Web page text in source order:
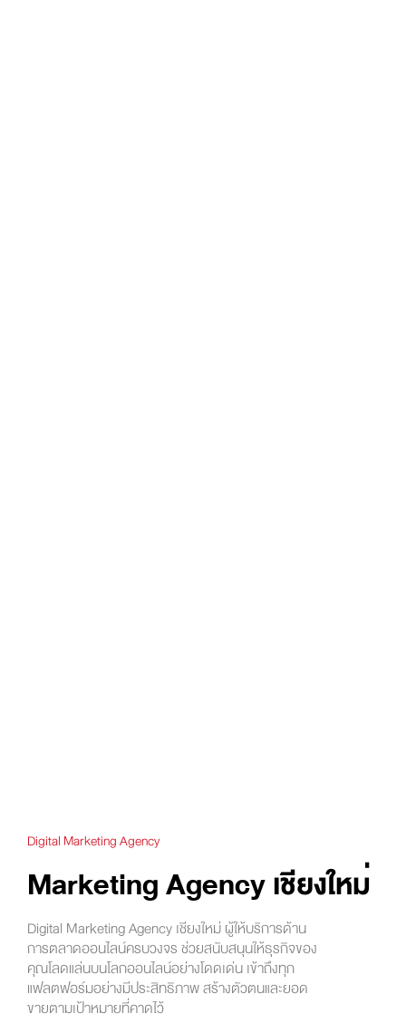
Digital Marketing Agency
Marketing Agency เชียงใหม่
Digital Marketing Agency เชียงใหม่ ผู้ให้บริการด้าน
การตลาดออนไลน์ครบวงจร ช่วยสนับสนุนให้ธุรกิจของ
คุณโลดแล่นบนโลกออนไลน์อย่างโดดเด่น เข้าถึงทุก
แฟลตฟอร์มอย่างมีประสิทธิภาพ สร้างตัวตนและยอด
ขายตามเป้าหมายที่คาดไว้